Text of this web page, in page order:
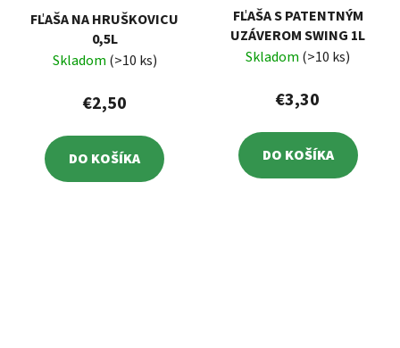
FĽAŠA NA HRUŠKOVICU
0,5L
Skladom (>10 ks)
€2,50
DO KOŠÍKA
FĽAŠA S PATENTNÝM
UZÁVEROM SWING 1L
Skladom (>10 ks)
€3,30
DO KOŠÍKA